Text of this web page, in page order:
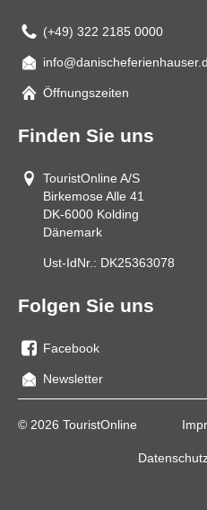
(+49) 322 2185 0000
Mail
Öffnungszeiten
Finden Sie uns
TouristOnline A/S
Birkemose Alle 41
DK-6000 Kolding
Dänemark
Ust-IdNr.: DK25363078
Folgen Sie uns
Sie
uns
Facebook
Newsletter
© 2026 TouristOnline